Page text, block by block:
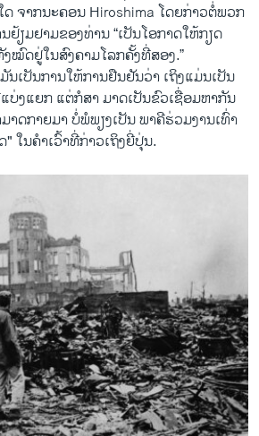
ດ ​ຈາກນະ​ຄອນ Hiroshima ​ໂດຍ​ກ່າວ​ຕໍ່​ພວກ​
ຢ້ຽມຢາມ​ຂອງ​ທ່ານ “​ເປັນ​ໂອກາດໃຫ້​ກຽດ​
ໝົດຢູ່ໃນສົງຄາມ​ໂລກ​ຄັ້ງ​ທີ່ສອງ.”
ນ​ເປັນ​ການ​ໃຫ້ການຢືນຢັນ​ວ່າ ​ເຖິງແມ່ນເປັນ​
ບ່ງ​ແຍກ ​ແຕ່ກໍ​ສາ ມາດ​ເປັນ​ຂົວເຊື່ອມ​ຫາ​ກັນ​
າດ​ກາຍ​ມາ ​ບໍ່​ພໍ​ພຽງ​ເປັນ ພາຄີ​ຮ່ວມງານ​ເທົ່າ​
ໃນ​ຄຳ​ເວົ້າທີ່​ກ່າວ​ເຖິງ​ຍີ່​ປຸ່ນ.